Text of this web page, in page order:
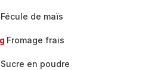
Fécule de maïs
Fromage frais
Sucre en poudre